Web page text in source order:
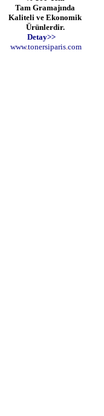
Tam Gramajında
Kaliteli ve Ekonomik
Ürünlerdir.
Detay>>
www.tonersiparis.com